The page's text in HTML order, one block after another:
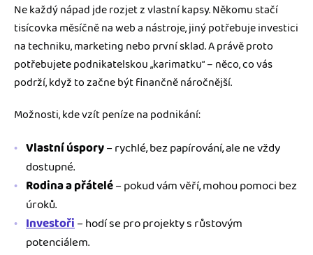
Ne každý nápad jde rozjet z vlastní kapsy. Někomu stačí
tisícovka měsíčně na web a nástroje, jiný potřebuje investici
na techniku, marketing nebo první sklad. A právě proto
potřebujete podnikatelskou „karimatku“ – něco, co vás
podrží, když to začne být finančně náročnější.
Možnosti, kde vzít peníze na podnikání:
Vlastní úspory– rychlé, bez papírování, ale ne vždy
dostupné.
Rodina a přátelé– pokud vám věří, mohou pomoci bez
úroků.
Investoři– hodí se pro projekty s růstovým
potenciálem.